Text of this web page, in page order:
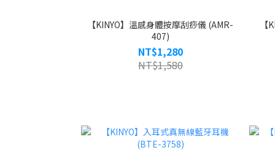
【KINYO】溫感身體按摩刮痧儀 (AMR-
407)
NT$1,280
NT$1,580